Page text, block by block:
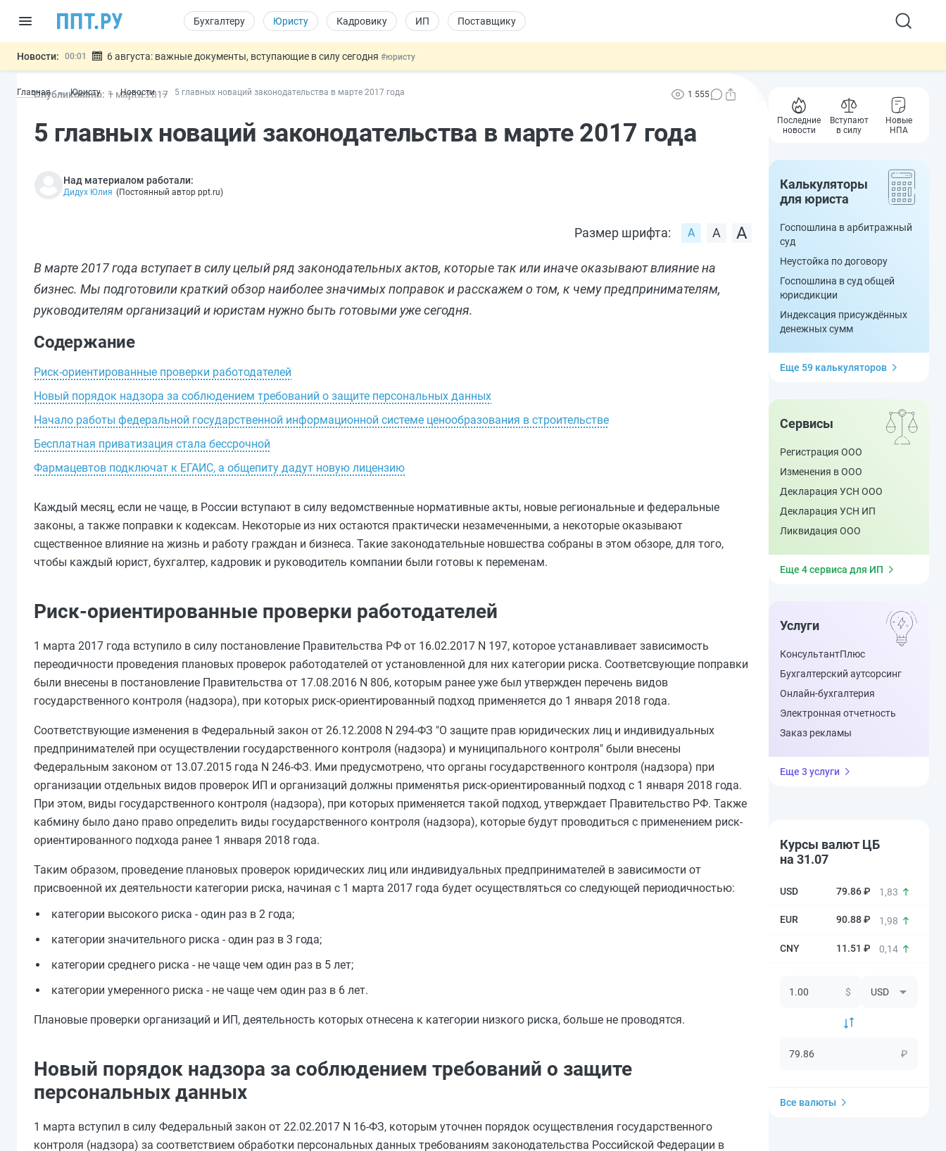
Бухгалтеру Юристу Кадровику ИП Поставщику
Новости: 00:01 6 августа: важные документы, вступающие в силу сегодня #юристу
05.08 Мигрантам с судимостью запретят получать ВНЖ и гражданство: закон подписан
05.08
Важно Подписан закон об упрощении госзакупок по 44-ФЗ #заказчику
Главная Юристу Новости 5 главных новаций законодательства в марте 2017 года
Опубликовано: 1 марта2017 1 555
5 главных новаций законодательства в марте 2017 года
Над материалом работали:
Дидух Юлия (Постоянный автор ppt.ru)
Размер шрифта:
В марте 2017 года вступает в силу целый ряд законодательных актов, которые так или иначе оказывают влияние на
бизнес. Мы подготовили краткий обзор наиболее значимых поправок и расскажем о том, к чему предпринимателям,
руководителям организаций и юристам нужно быть готовыми уже сегодня.
Содержание
Риск-ориентированные проверки работодателей
Новый порядок надзора за соблюдением требований о защите персональных данных
Начало работы федеральной государственной информационной системе ценообразования в строительстве
Бесплатная приватизация стала бессрочной
Фармацевтов подключат к ЕГАИС, а общепиту дадут новую лицензию
Каждый месяц, если не чаще, в России вступают в силу ведомственные нормативные акты, новые региональные и федеральные
законы, а также поправки к кодексам. Некоторые из них остаются практически незамеченными, а некоторые оказывают
сщественное влияние на жизнь и работу граждан и бизнеса. Такие законодательные новшества собраны в этом обзоре, для того,
чтобы каждый юрист, бухгалтер, кадровик и руководитель компании были готовы к переменам.
Риск-ориентированные проверки работодателей
1 марта 2017 года вступило в силу постановление Правительства РФ от 16.02.2017 N 197, которое устанавливает зависимость
переодичности проведения плановых проверок работодателей от установленной для них категории риска. Соответсвующие поправки
были внесены в постановление Правительства от 17.08.2016 N 806, которым ранее уже был утвержден перечень видов
государственного контроля (надзора), при которых риск-ориентированный подход применяется до 1 января 2018 года.
Соответствующие изменения в Федеральный закон от 26.12.2008 N 294-ФЗ "О защите прав юридических лиц и индивидуальных
предпринимателей при осуществлении государственного контроля (надзора) и муниципального контроля" были внесены
Федеральным законом от 13.07.2015 года N 246-ФЗ. Ими предусмотрено, что органы государственного контроля (надзора) при
организации отдельных видов проверок ИП и организаций должны применятья риск-ориентированный подход с 1 января 2018 года.
При этом, виды государственного контроля (надзора), при которых применяется такой подход, утверждает Правительство РФ. Также
кабмину было дано право определить виды государственного контроля (надзора), которые будут проводиться с применением риск-
ориентированного подхода ранее 1 января 2018 года.
Таким образом, проведение плановых проверок юридических лиц или индивидуальных предпринимателей в зависимости от
присвоенной их деятельности категории риска, начиная с 1 марта 2017 года будет осуществляться со следующей периодичностью:
категории высокого риска - один раз в 2 года;
категории значительного риска - один раз в 3 года;
категории среднего риска - не чаще чем один раз в 5 лет;
категории умеренного риска - не чаще чем один раз в 6 лет.
Плановые проверки организаций и ИП, деятельность которых отнесена к категории низкого риска, больше не проводятся.
Новый порядок надзора за соблюдением требований о защите
персональных данных
1 марта вступил в силу Федеральный закон от 22.02.2017 N 16-ФЗ, которым уточнен порядок осуществления государственного
контроля (надзора) за соответствием обработки персональных данных требованиям законодательства Российской Федерации в
Последние
новости
Вступают
в силу
Новые
НПА
Калькуляторы
для юриста
Госпошлина в арбитражный
суд
Неустойка по договору
Госпошлина в суд общей
юрисдикции
Индексация присуждённых
денежных сумм
Еще 59 калькуляторов
Сервисы
Регистрация ООО
Изменения в ООО
Декларация УСН ООО
Декларация УСН ИП
Ликвидация ООО
Еще 4 сервиса для ИП
Услуги
КонсультантПлюс
Бухгалтерский аутсорсинг
Онлайн-бухгалтерия
Электронная отчетность
Заказ рекламы
Еще 3 услуги
Курсы валют ЦБ
на 31.07
79.86 ₽ 1,83
90.88 ₽ 1,98
11.51 ₽ 0,14
$
₽
Все валюты